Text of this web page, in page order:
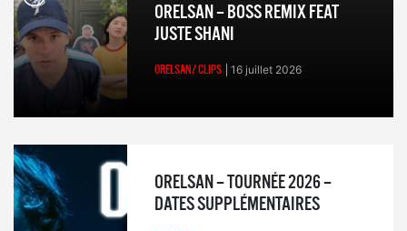
ORELSAN – BOSS REMIX FEAT
JUSTE SHANI
ORELSAN/ CLIPS 16 juillet 2026
ORELSAN – TOURNÉE 2026 –
DATES SUPPLÉMENTAIRES